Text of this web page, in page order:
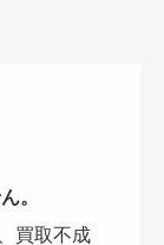
。
買取不成